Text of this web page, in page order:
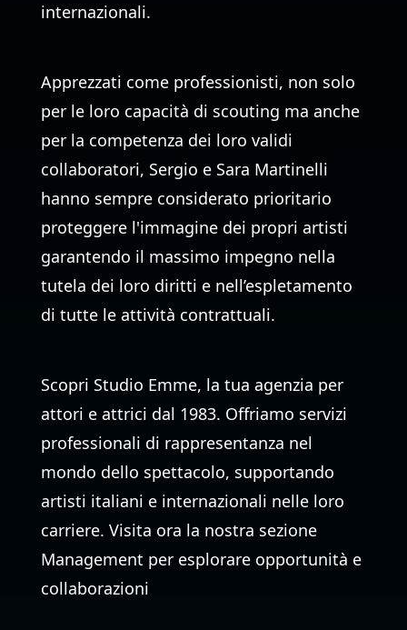
internazionali.
Apprezzati come professionisti, non solo
per le loro capacità di scouting ma anche
per la competenza dei loro validi
collaboratori, Sergio e Sara Martinelli
hanno sempre considerato prioritario
proteggere l'immagine dei propri artisti
garantendo il massimo impegno nella
tutela dei loro diritti e nell’espletamento
di tutte le attività contrattuali.
Scopri Studio Emme, la tua agenzia per
attori e attrici dal 1983. Offriamo servizi
professionali di rappresentanza nel
mondo dello spettacolo, supportando
artisti italiani e internazionali nelle loro
carriere. Visita ora la nostra sezione
Management per esplorare opportunità e
collaborazioni